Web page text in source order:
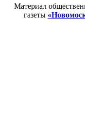
Материал
газеты